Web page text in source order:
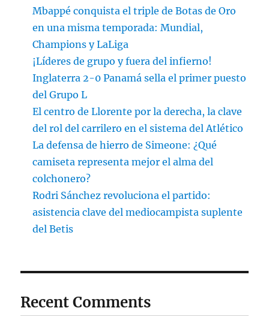
Mbappé conquista el triple de Botas de Oro
en una misma temporada: Mundial,
Champions y LaLiga
¡Líderes de grupo y fuera del infierno!
Inglaterra 2-0 Panamá sella el primer puesto
del Grupo L
El centro de Llorente por la derecha, la clave
del rol del carrilero en el sistema del Atlético
La defensa de hierro de Simeone: ¿Qué
camiseta representa mejor el alma del
colchonero?
Rodri Sánchez revoluciona el partido:
asistencia clave del mediocampista suplente
del Betis
Recent Comments